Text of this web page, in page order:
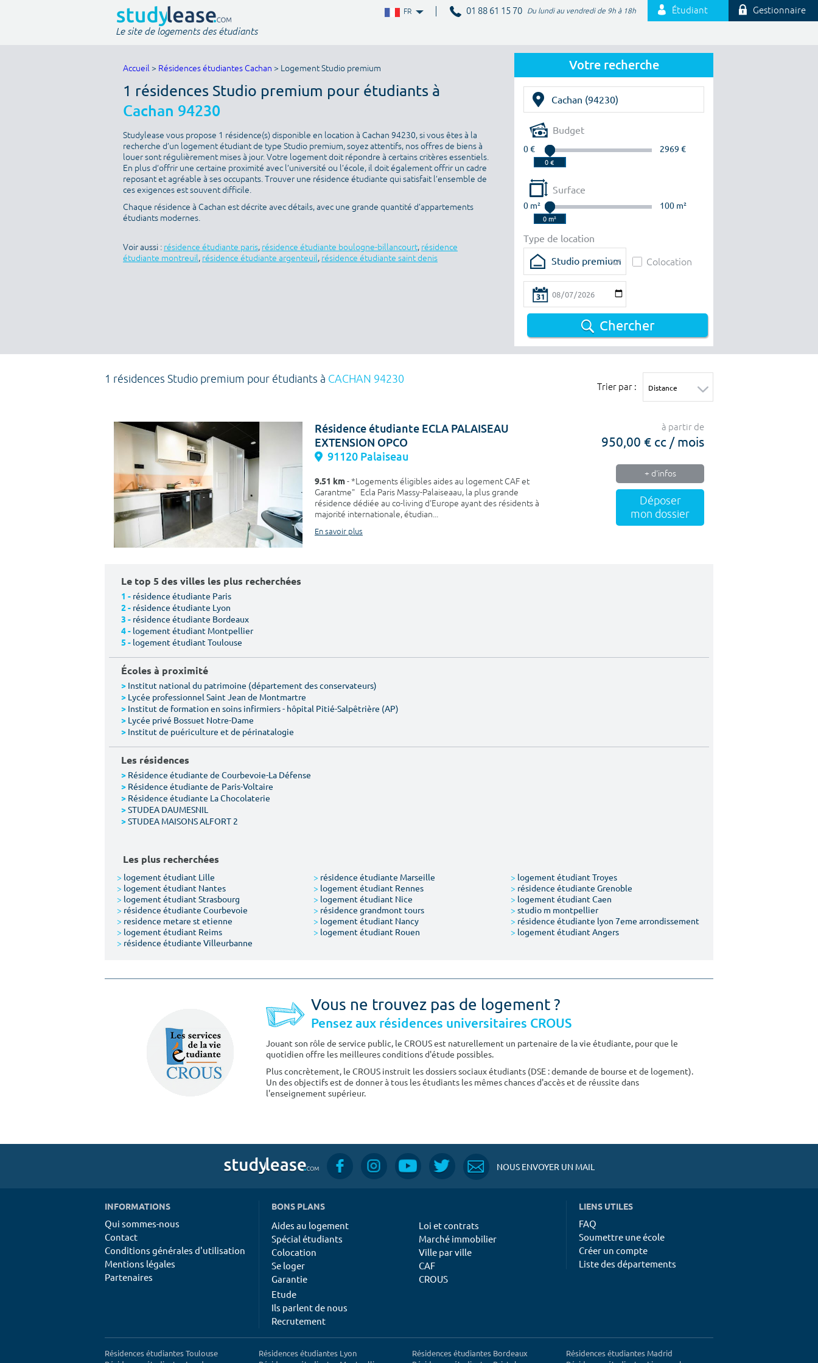
FR 01 88 61 15 70 Du lundi au vendredi de 9h à 18h Étudiant Gestionnaire
Le site de logements des étudiants
Votre recherche
Budget
0 € 2969 €
Surface
0 m² 100 m²
Type de location
Studio premium
Colocation
Chercher
Accueil > Résidences étudiantes Cachan > Logement Studio premium
1 résidences Studio premium pour étudiants à
Cachan 94230
Studylease vous propose 1 résidence(s) disponible en location à Cachan 94230, si vous êtes à la
recherche d’un logement étudiant de type Studio premium, soyez attentifs, nos offres de biens à
louer sont régulièrement mises à jour. Votre logement doit répondre à certains critères essentiels.
En plus d’offrir une certaine proximité avec l’université ou l’école, il doit également offrir un cadre
reposant et agréable à ses occupants. Trouver une résidence étudiante qui satisfait l’ensemble de
ces exigences est souvent difficile.
Chaque résidence à Cachan est décrite avec détails, avec une grande quantité d’appartements
étudiants modernes.
Voir aussi : résidence étudiante paris, résidence étudiante boulogne-billancourt, résidence
étudiante montreuil, résidence étudiante argenteuil, résidence étudiante saint denis
1 résidences Studio premium pour étudiants à CACHAN 94230
Trier par :
Résidence étudiante ECLA PALAISEAU
EXTENSION OPCO
91120 Palaiseau
9.51 km- *Logements éligibles aides au logement CAF et
Garantme" Ecla Paris Massy-Palaiseaau, la plus grande
résidence dédiée au co-living d'Europe ayant des résidents à
majorité internationale, étudian...
En savoir plus
à partir de
950,00 € cc / mois
+ d'infos
Déposer
mon dossier
Le top 5 des villes les plus recherchées
1 - résidence étudiante Paris
2 - résidence étudiante Lyon
3 - résidence étudiante Bordeaux
4 - logement étudiant Montpellier
5 - logement étudiant Toulouse
Écoles à proximité
> Institut national du patrimoine (département des conservateurs)
> Lycée professionnel Saint Jean de Montmartre
> Institut de formation en soins infirmiers - hôpital Pitié-Salpêtrière (AP)
> Lycée privé Bossuet Notre-Dame
> Institut de puériculture et de périnatalogie
Les résidences
> Résidence étudiante de Courbevoie-La Défense
> Résidence étudiante de Paris-Voltaire
> Résidence étudiante La Chocolaterie
>STUDEA DAUMESNIL
>STUDEA MAISONS ALFORT 2
Les plus recherchées
> logement étudiant Lille > résidence étudiante Marseille > logement étudiant Troyes
> logement étudiant Nantes > logement étudiant Rennes > résidence étudiante Grenoble
> logement étudiant Strasbourg > logement étudiant Nice > logement étudiant Caen
> résidence étudiante Courbevoie > résidence grandmont tours > studio m montpellier
> residence metare st etienne > logement étudiant Nancy > résidence étudiante lyon 7eme arrondissement
> logement étudiant Reims > logement étudiant Rouen > logement étudiant Angers
> résidence étudiante Villeurbanne
Vous ne trouvez pas de logement ?
Pensez aux résidences universitaires CROUS
Jouant son rôle de service public, le CROUS est naturellement un partenaire de la vie étudiante, pour que le
quotidien offre les meilleures conditions d'étude possibles.
Plus concrètement, le CROUS instruit les dossiers sociaux étudiants (DSE : demande de bourse et de logement).
Un des objectifs est de donner à tous les étudiants les mêmes chances d'accès et de réussite dans
l'enseignement supérieur.
NOUS ENVOYER UN MAIL
INFORMATIONS
Qui sommes-nous
Contact
Conditions générales d'utilisation
Mentions légales
Partenaires
BONS PLANS
Aides au logement
Spécial étudiants
Colocation
Se loger
Garantie
Loi et contrats
Marché immobilier
Ville par ville
CAF
CROUS
Etude
Ils parlent de nous
Recrutement
LIENS UTILES
FAQ
Soumettre une école
Créer un compte
Liste des départements
Résidences étudiantes Toulouse
Résidences étudiantes Lyon
Résidences étudiantes Bordeaux
Résidences étudiantes Madrid